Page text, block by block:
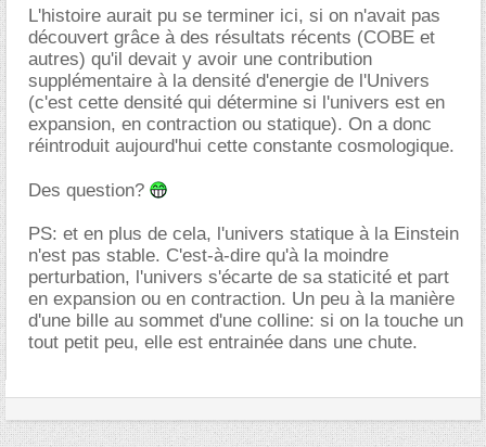
L'histoire aurait pu se terminer ici, si on n'avait pas
découvert grâce à des résultats récents (COBE et
autres) qu'il devait y avoir une contribution
supplémentaire à la densité d'energie de l'Univers
(c'est cette densité qui détermine si l'univers est en
expansion, en contraction ou statique). On a donc
réintroduit aujourd'hui cette constante cosmologique.
Des question?
PS: et en plus de cela, l'univers statique à la Einstein
n'est pas stable. C'est-à-dire qu'à la moindre
perturbation, l'univers s'écarte de sa staticité et part
en expansion ou en contraction. Un peu à la manière
d'une bille au sommet d'une colline: si on la touche un
tout petit peu, elle est entrainée dans une chute.